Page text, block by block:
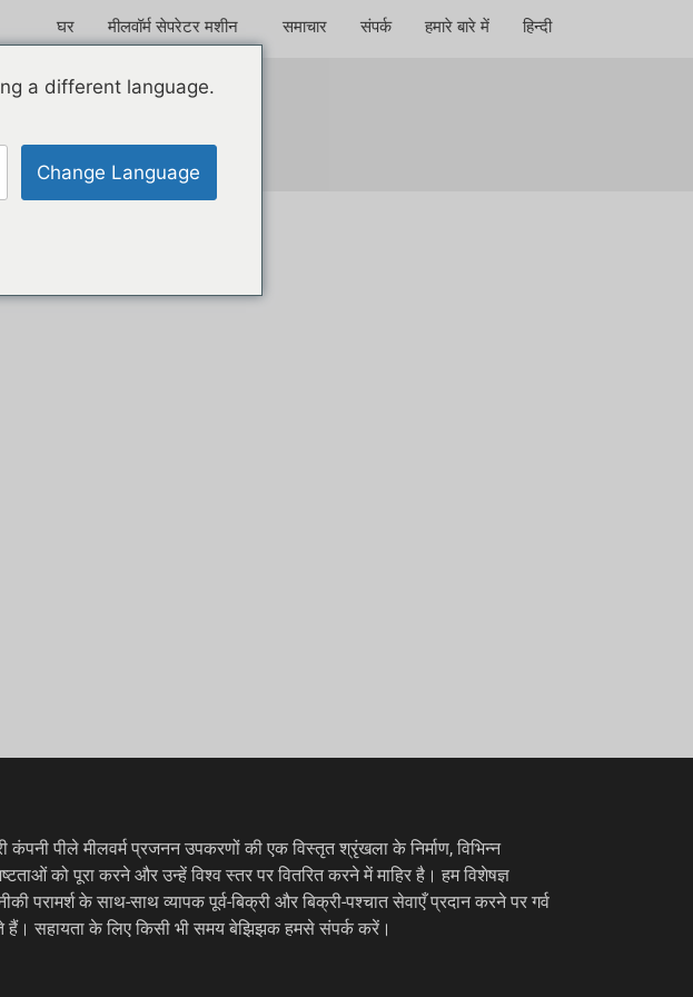
घर मीलवॉर्म सेपरेटर मशीन समाचार संपर्क हमारे बारे में हिन्दी
कंपनी पीले मीलवर्म प्रजनन उपकरणों की एक विस्तृत श्रृंखला के निर्माण, विभिन्न
को पूरा करने और उन्हें विश्व स्तर पर वितरित करने में माहिर है। हम विशेषज्ञ
परामर्श के साथ-साथ व्यापक पूर्व-बिक्री और बिक्री-पश्चात सेवाएँ प्रदान करने पर गर्व
हैं। सहायता के लिए किसी भी समय बेझिझक हमसे संपर्क करें।
a different language.
Change Language